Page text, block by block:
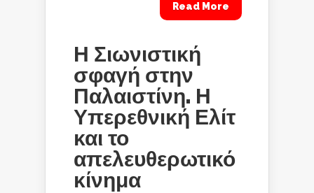
Read More
Η Σιωνιστική
σφαγή στην
Παλαιστίνη. Η
Υπερεθνική Ελίτ
και το
απελευθερωτικό
κίνημα